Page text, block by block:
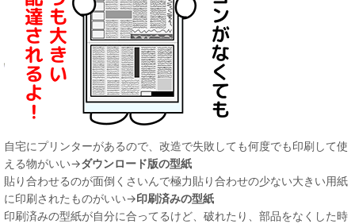
自宅にプリンターがあるので、改造で失敗しても何度でも印刷して使
える物がいい→ダウンロード版の型紙
貼り合わせるのが面倒くさいんで極力貼り合わせの少ない大きい用紙
に印刷されたものがいい→印刷済みの型紙
印刷済みの型紙が自分に合ってるけど、破れたり、部品をなくした時